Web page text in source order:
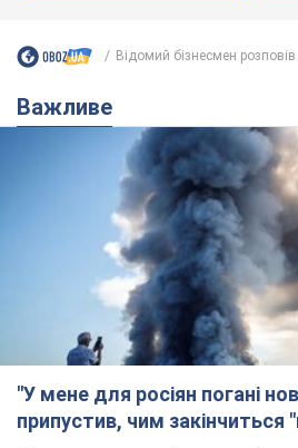
Відомий бізнесмен розповів
Важливе
"У мене для росіян погані
припустив, чим закінчиться